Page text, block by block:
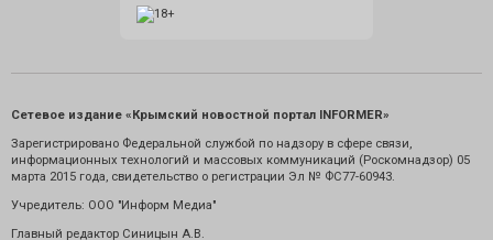
Сетевое издание «Крымский новостной портал INFORMER»
Зарегистрировано Федеральной службой по надзору в сфере связи,
информационных технологий и массовых коммуникаций (Роскомнадзор) 05
марта 2015 года, свидетельство о регистрации Эл № ФС77-60943.
Учредитель: ООО "Информ Медиа"
Главный редактор Синицын А.В.